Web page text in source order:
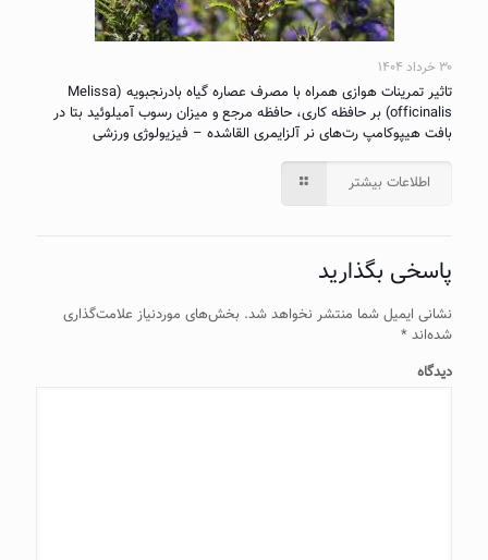
۳۰ خرداد ۱۴۰۴
تاثیر تمرینات هوازی همراه با مصرف عصاره گیاه بادرنجبویه (Melissa
officinalis) بر حافظه کاری، حافظه مرجع و میزان رسوب آمیلوئید بتا در
بافت هیپوکامپ رت‌های نر آلزایمری القاشده – فیزیولوژی ورزشی
اطلاعات بیشتر
پاسخی بگذارید
نشانی ایمیل شما منتشر نخواهد شد. بخش‌های موردنیاز علامت‌گذاری
شده‌اند *
دیدگاه